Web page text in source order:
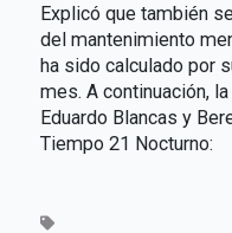
Explicó que también
del mantenimiento
ha sido calculado por
mes. A continuación,
Eduardo Blancas y
Tiempo 21 Nocturno: